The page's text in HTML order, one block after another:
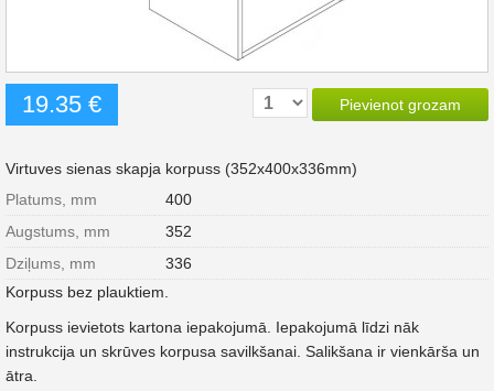
19.35 € Pievienot grozam
Virtuves sienas skapja korpuss (352x400x336mm)
Platums, mm
400
Augstums, mm
352
Dziļums, mm
336
Korpuss bez plauktiem.
Korpuss ievietots kartona iepakojumā. Iepakojumā līdzi nāk
instrukcija un skrūves korpusa savilkšanai. Salikšana ir vienkārša un
ātra.